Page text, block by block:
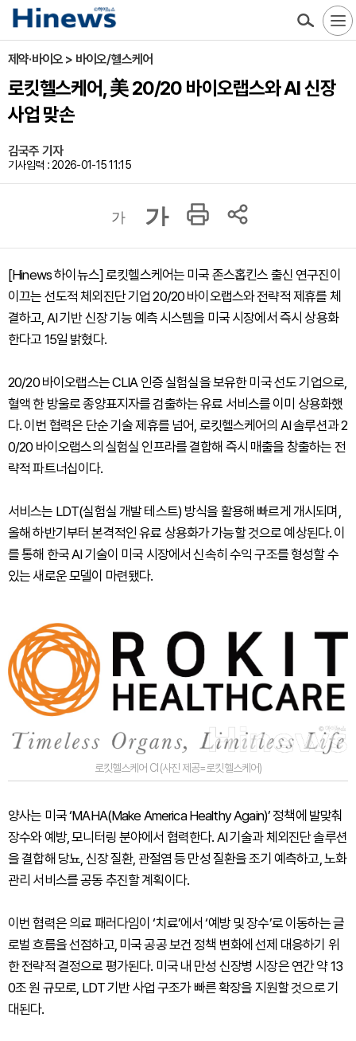
제약·바이오 > 바이오/헬스케어
로킷헬스케어, 美 20/20 바이오랩스와 AI 신장
사업 맞손
김국주 기자
기사입력 : 2026-01-15 11:15
가 가
[Hinews 하이뉴스] 로킷헬스케어는 미국 존스홉킨스 출신 연구진이
이끄는 선도적 체외진단 기업 20/20 바이오랩스와 전략적 제휴를 체
결하고, AI 기반 신장 기능 예측 시스템을 미국 시장에서 즉시 상용화
한다고 15일 밝혔다.
20/20 바이오랩스는 CLIA 인증 실험실을 보유한 미국 선도 기업으로,
혈액 한 방울로 종양표지자를 검출하는 유료 서비스를 이미 상용화했
다. 이번 협력은 단순 기술 제휴를 넘어, 로킷헬스케어의 AI 솔루션과 2
0/20 바이오랩스의 실험실 인프라를 결합해 즉시 매출을 창출하는 전
략적 파트너십이다.
서비스는 LDT(실험실 개발 테스트) 방식을 활용해 빠르게 개시되며,
올해 하반기부터 본격적인 유료 상용화가 가능할 것으로 예상된다. 이
를 통해 한국 AI 기술이 미국 시장에서 신속히 수익 구조를 형성할 수
있는 새로운 모델이 마련됐다.
로킷헬스케어 CI (사진 제공=로킷헬스케어)
양사는 미국 ‘MAHA(Make America Healthy Again)’ 정책에 발맞춰
장수와 예방, 모니터링 분야에서 협력한다. AI 기술과 체외진단 솔루션
을 결합해 당뇨, 신장 질환, 관절염 등 만성 질환을 조기 예측하고, 노화
관리 서비스를 공동 추진할 계획이다.
이번 협력은 의료 패러다임이 ‘치료’에서 ‘예방 및 장수’로 이동하는 글
로벌 흐름을 선점하고, 미국 공공 보건 정책 변화에 선제 대응하기 위
한 전략적 결정으로 평가된다. 미국 내 만성 신장병 시장은 연간 약 13
0조 원 규모로, LDT 기반 사업 구조가 빠른 확장을 지원할 것으로 기
대된다.